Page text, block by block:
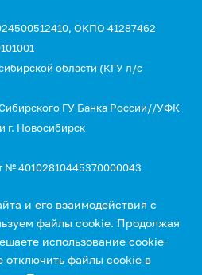
ОКПО 41287462
области (КГУ л/с
ГУ Банка России//УФК
г. Новосибирск
№ 40102810445370000043
(для оплаты услуг)
и его взаимодействия с
файлы cookie. Продолжая
использование cookie-
отключить файлы cookie в